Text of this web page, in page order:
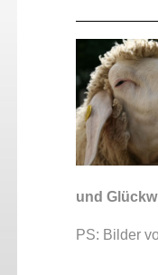
und
PS: Bilder